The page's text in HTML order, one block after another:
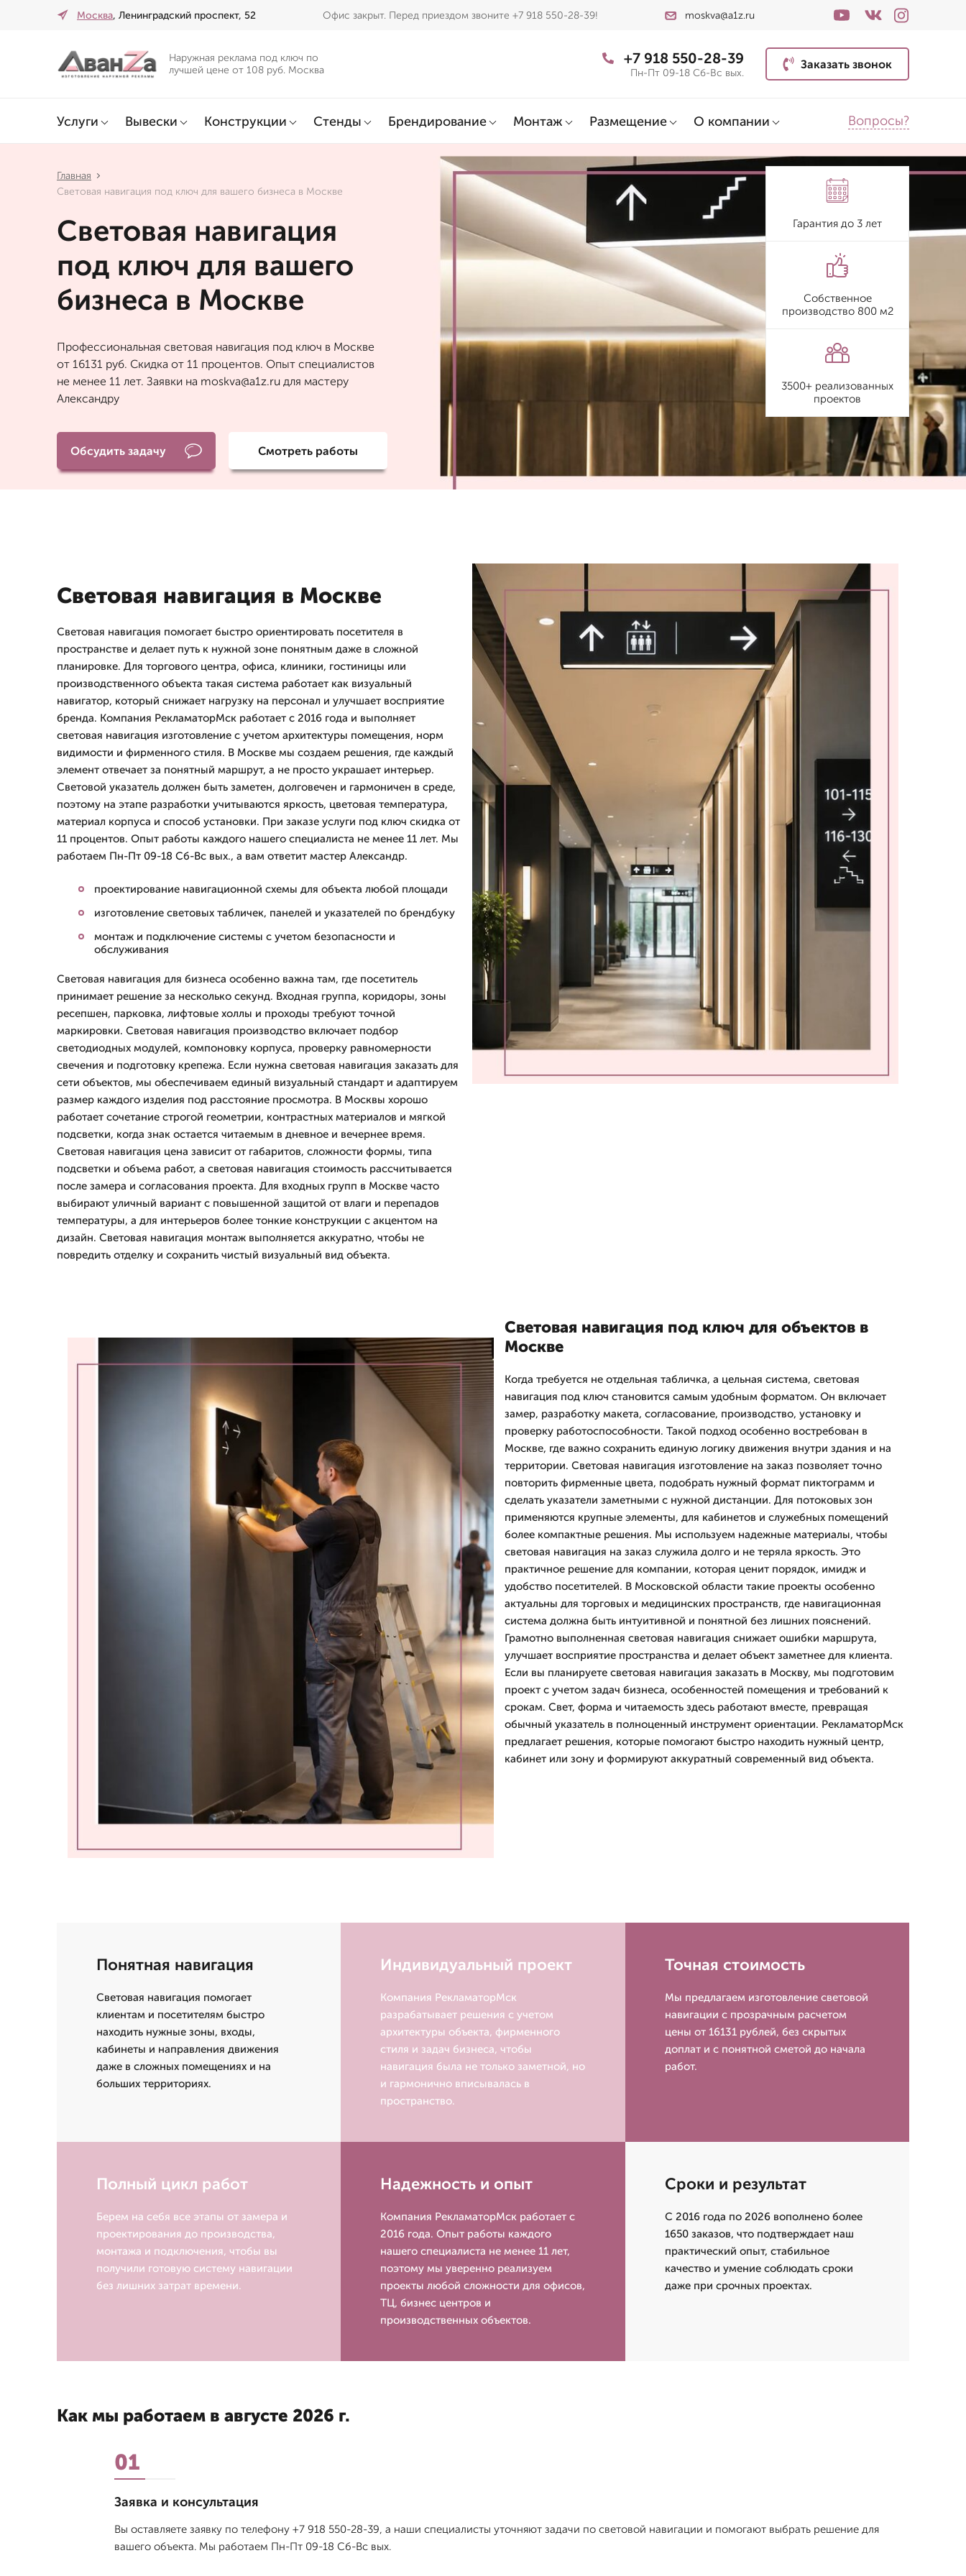
Москва, Ленинградский проспект, 52 Офис закрыт. Перед приездом звоните +7 918 550-28-39! moskva@a1z.ru
Наружная реклама под ключ по
лучшей цене от 108 руб. Москва
+7 918 550-28-39
Пн-Пт 09-18 Сб-Вс вых.
Заказать звонок
Услуги Вывески Конструкции Стенды Брендирование Монтаж Размещение О компании Вопросы?
Главная
Световая навигация под ключ для вашего бизнеса в Москве
Световая навигация
под ключ для вашего
бизнеса в Москве
Профессиональная световая навигация под ключ в Москве
от 16131 руб. Скидка от 11 процентов. Опыт специалистов
не менее 11 лет. Заявки на moskva@a1z.ru для мастеру
Александру
Обсудить задачу Смотреть работы
Гарантия до 3 лет
Собственное
производство 800 м2
3500+ реализованных
проектов
Световая навигация в Москве
Световая навигация помогает быстро ориентировать посетителя в
пространстве и делает путь к нужной зоне понятным даже в сложной
планировке. Для торгового центра, офиса, клиники, гостиницы или
производственного объекта такая система работает как визуальный
навигатор, который снижает нагрузку на персонал и улучшает восприятие
бренда. Компания РекламаторМск работает с 2016 года и выполняет
световая навигация изготовление с учетом архитектуры помещения, норм
видимости и фирменного стиля. В Москве мы создаем решения, где каждый
элемент отвечает за понятный маршрут, а не просто украшает интерьер.
Световой указатель должен быть заметен, долговечен и гармоничен в среде,
поэтому на этапе разработки учитываются яркость, цветовая температура,
материал корпуса и способ установки. При заказе услуги под ключ скидка от
11 процентов. Опыт работы каждого нашего специалиста не менее 11 лет. Мы
работаем Пн-Пт 09-18 Сб-Вс вых., а вам ответит мастер Александр.
проектирование навигационной схемы для объекта любой площади
изготовление световых табличек, панелей и указателей по брендбуку
монтаж и подключение системы с учетом безопасности и
обслуживания
Световая навигация для бизнеса особенно важна там, где посетитель
принимает решение за несколько секунд. Входная группа, коридоры, зоны
ресепшен, парковка, лифтовые холлы и проходы требуют точной
маркировки. Световая навигация производство включает подбор
светодиодных модулей, компоновку корпуса, проверку равномерности
свечения и подготовку крепежа. Если нужна световая навигация заказать для
сети объектов, мы обеспечиваем единый визуальный стандарт и адаптируем
размер каждого изделия под расстояние просмотра. В Москвы хорошо
работает сочетание строгой геометрии, контрастных материалов и мягкой
подсветки, когда знак остается читаемым в дневное и вечернее время.
Световая навигация цена зависит от габаритов, сложности формы, типа
подсветки и объема работ, а световая навигация стоимость рассчитывается
после замера и согласования проекта. Для входных групп в Москве часто
выбирают уличный вариант с повышенной защитой от влаги и перепадов
температуры, а для интерьеров более тонкие конструкции с акцентом на
дизайн. Световая навигация монтаж выполняется аккуратно, чтобы не
повредить отделку и сохранить чистый визуальный вид объекта.
Световая навигация под ключ для объектов в
Москве
Когда требуется не отдельная табличка, а цельная система, световая
навигация под ключ становится самым удобным форматом. Он включает
замер, разработку макета, согласование, производство, установку и
проверку работоспособности. Такой подход особенно востребован в
Москве, где важно сохранить единую логику движения внутри здания и на
территории. Световая навигация изготовление на заказ позволяет точно
повторить фирменные цвета, подобрать нужный формат пиктограмм и
сделать указатели заметными с нужной дистанции. Для потоковых зон
применяются крупные элементы, для кабинетов и служебных помещений
более компактные решения. Мы используем надежные материалы, чтобы
световая навигация на заказ служила долго и не теряла яркость. Это
практичное решение для компании, которая ценит порядок, имидж и
удобство посетителей. В Московской области такие проекты особенно
актуальны для торговых и медицинских пространств, где навигационная
система должна быть интуитивной и понятной без лишних пояснений.
Грамотно выполненная световая навигация снижает ошибки маршрута,
улучшает восприятие пространства и делает объект заметнее для клиента.
Если вы планируете световая навигация заказать в Москву, мы подготовим
проект с учетом задач бизнеса, особенностей помещения и требований к
срокам. Свет, форма и читаемость здесь работают вместе, превращая
обычный указатель в полноценный инструмент ориентации. РекламаторМск
предлагает решения, которые помогают быстро находить нужный центр,
кабинет или зону и формируют аккуратный современный вид объекта.
Понятная навигация
Световая навигация помогает
клиентам и посетителям быстро
находить нужные зоны, входы,
кабинеты и направления движения
даже в сложных помещениях и на
больших территориях.
Индивидуальный проект
Компания РекламаторМск
разрабатывает решения с учетом
архитектуры объекта, фирменного
стиля и задач бизнеса, чтобы
навигация была не только заметной, но
и гармонично вписывалась в
пространство.
Точная стоимость
Мы предлагаем изготовление световой
навигации с прозрачным расчетом
цены от 16131 рублей, без скрытых
доплат и с понятной сметой до начала
работ.
Полный цикл работ
Берем на себя все этапы от замера и
проектирования до производства,
монтажа и подключения, чтобы вы
получили готовую систему навигации
без лишних затрат времени.
Надежность и опыт
Компания РекламаторМск работает с
2016 года. Опыт работы каждого
нашего специалиста не менее 11 лет,
поэтому мы уверенно реализуем
проекты любой сложности для офисов,
ТЦ, бизнес центров и
производственных объектов.
Сроки и результат
С 2016 года по 2026 вополнено более
1650 заказов, что подтверждает наш
практический опыт, стабильное
качество и умение соблюдать сроки
даже при срочных проектах.
Как мы работаем в августе 2026 г.
01
Заявка и консультация
Вы оставляете заявку по телефону +7 918 550-28-39, а наши специалисты уточняют задачи по световой навигации и помогают выбрать решение для
вашего объекта. Мы работаем Пн-Пт 09-18 Сб-Вс вых.